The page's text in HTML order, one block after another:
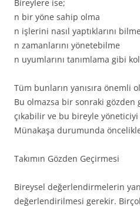
Bireylere ise;
n bir yöne sahip olma
n işlerini nasıl yaptıklarını bilme
n zamanlarını yönetebilme
n uyumlarını tanımlama gibi
Tüm bunların yanısıra önemli
Bu olmazsa bir sonraki gözden
çıkabilir ve bu bireyle
Münakaşa durumunda
Takımın Gözden Geçirmesi
Bireysel değerlendirmelerin
değerlendirilmesi gerekir.